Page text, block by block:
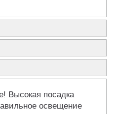
Высокая посадка
освещение